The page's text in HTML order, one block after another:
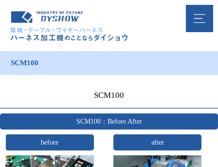
SCM100
SCM100
SCM100：Before After
before after